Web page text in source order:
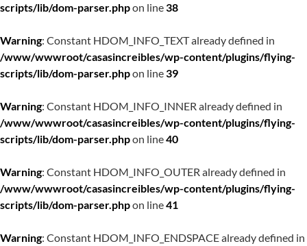
scripts/lib/dom-parser.phpon line38
Warning: Constant HDOM_INFO_TEXT already defined in
/www/wwwroot/casasincreibles/wp-content/plugins/flying-
scripts/lib/dom-parser.phpon line39
Warning: Constant HDOM_INFO_INNER already defined in
/www/wwwroot/casasincreibles/wp-content/plugins/flying-
scripts/lib/dom-parser.phpon line40
Warning: Constant HDOM_INFO_OUTER already defined in
/www/wwwroot/casasincreibles/wp-content/plugins/flying-
scripts/lib/dom-parser.phpon line41
Warning: Constant HDOM_INFO_ENDSPACE already defined in